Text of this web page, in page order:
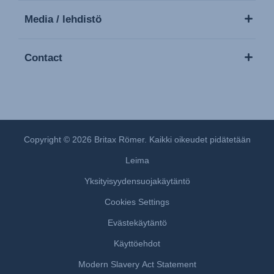
Media / lehdistö
Contact
Copyright © 2026 Britax Römer. Kaikki oikeudet pidätetään
Leima
Yksityisyydensuojakäytäntö
Cookies Settings
Evästekäytäntö
Käyttöehdot
Modern Slavery Act Statement